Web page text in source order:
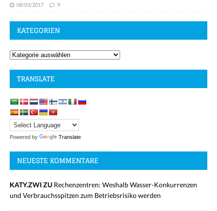
08/03/2017 9
KATEGORIEN
TRANSLATE
Powered by Translate
NEUESTE KOMMENTARE
KATY.ZWI ZU Rechenzentren: Weshalb Wasser-Konkurrenzen
und Verbrauchsspitzen zum Betriebsrisiko werden